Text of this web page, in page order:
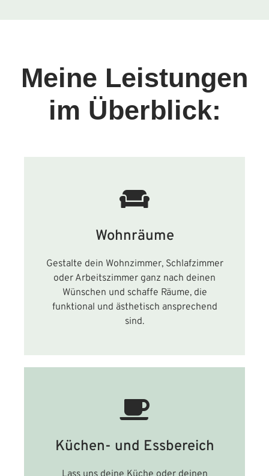
Meine Leistungen
im Überblick:
Wohnräume
Gestalte dein Wohnzimmer, Schlafzimmer
oder Arbeitszimmer ganz nach deinen
Wünschen und schaffe Räume, die
funktional und ästhetisch ansprechend
sind.
Küchen- und Essbereich